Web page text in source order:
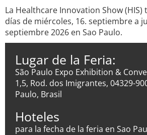
La Healthcare Innovation Show
días de miércoles, 16. septiembre a
septiembre 2026 en Sao Paulo.
Lugar de la Feria:
São Paulo Expo Exhibition &
1,5, Rod. dos Imigrantes, 04329-
Paulo, Brasil
Hoteles
para la fecha de la feria en Sao